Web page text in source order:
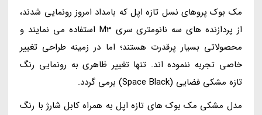
مک بوک پروهای نسل تازه اپل که بامداد امروز رونمایی شدند،
از پردازنده های سه نانومتری سری M3 استفاده می نمایند و
محصولاتی بسیار پرقدرت هستند؛ اما در زمینه طراحی تغییر
خاصی تجربه ننموده اند. تنها تغییر ظاهری به رونمایی رنگ
تازه مشکی فضایی (Space Black) برمی گردد.
مدل مشکی مک بوک های تازه اپل به همراه کابل شارژ با رنگ